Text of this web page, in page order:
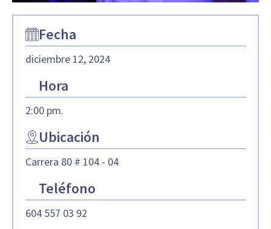
Fecha
diciembre 12, 2024
Hora
2:00 pm.
Ubicación
Carrera 80 # 104 - 04
Teléfono
604 557 03 92